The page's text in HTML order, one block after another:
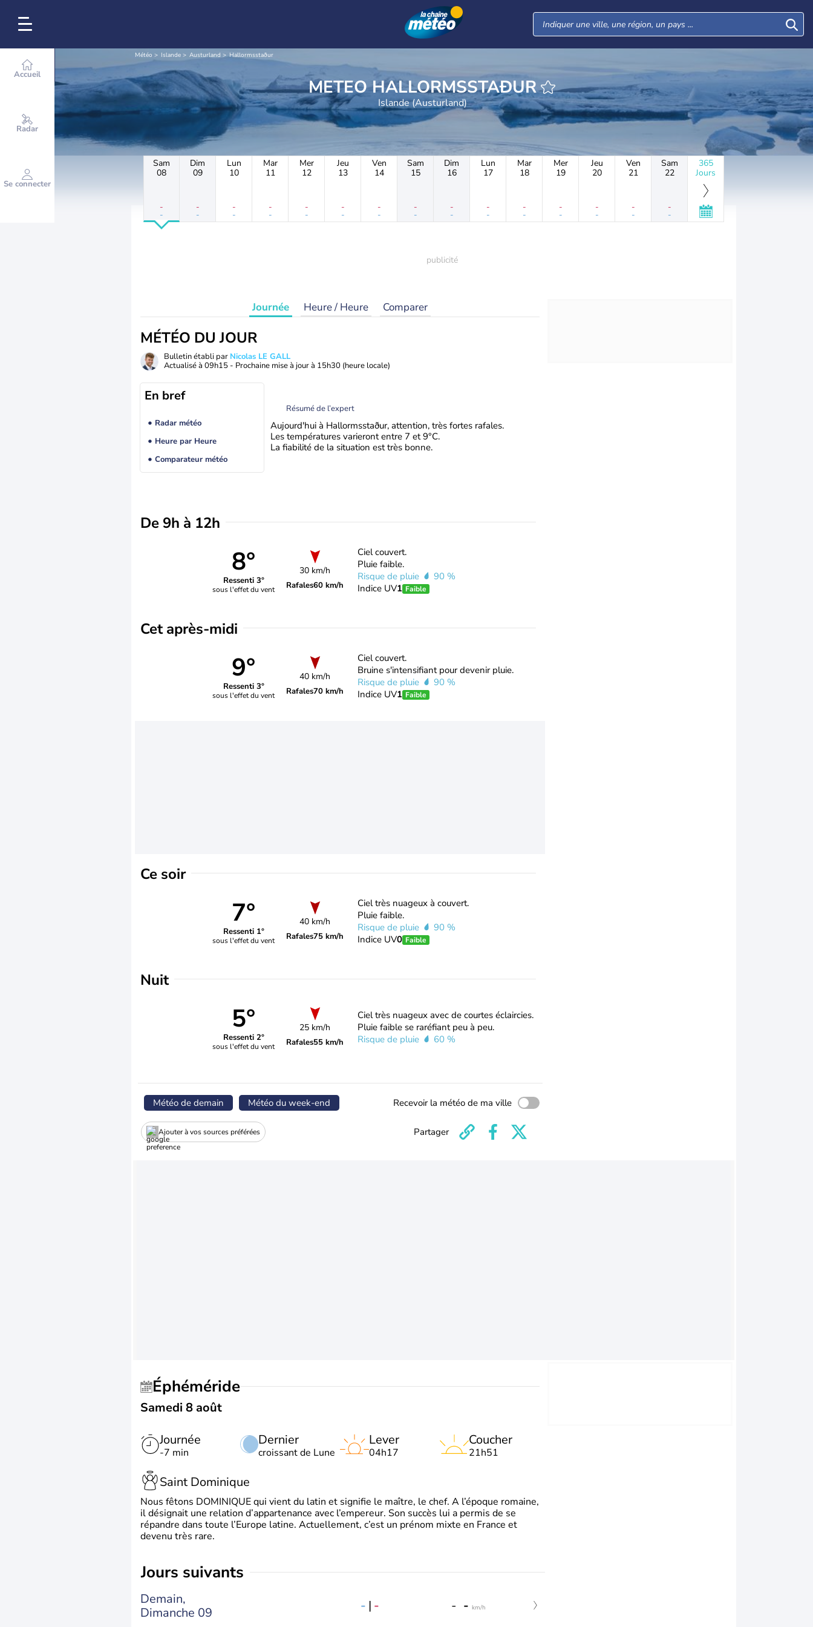
Accueil
Radar
Se connecter
Météo Islande Austurland Hallormsstaður
METEO HALLORMSSTAÐUR
Islande (Austurland)
Sam
08
-
-
Dim
09
-
-
Lun
10
-
-
Mar
11
-
-
Mer
12
-
-
Jeu
13
-
-
Ven
14
-
-
Sam
15
-
-
Dim
16
-
-
Lun
17
-
-
Mar
18
-
-
Mer
19
-
-
Jeu
20
-
-
Ven
21
-
-
Sam
22
-
-
365
Jours
Journée Heure / Heure Comparer
MÉTÉO DU JOUR
Bulletin établi par Nicolas LE GALL
Actualisé à 09h15 - Prochaine mise à jour à 15h30 (heure locale)
En bref
Radar météo
Heure par Heure
Comparateur météo
Résumé de l’expert
Aujourd'hui à Hallormsstaður, attention, très fortes rafales.
Les températures varieront entre 7 et 9°C.
La fiabilité de la situation est très bonne.
De 9h à 12h
8°
Ressenti 3°
sous l'effet du vent
30 km/h
Rafales60 km/h
Ciel couvert.
Pluie faible.
Risque de pluie
90 %
Indice UV1 Faible
Cet après-midi
9°
Ressenti 3°
sous l'effet du vent
40 km/h
Rafales70 km/h
Ciel couvert.
Bruine s'intensifiant pour devenir pluie.
Risque de pluie
90 %
Indice UV1 Faible
Ce soir
7°
Ressenti 1°
sous l'effet du vent
40 km/h
Rafales75 km/h
Ciel très nuageux à couvert.
Pluie faible.
Risque de pluie
90 %
Indice UV0 Faible
Nuit
5°
Ressenti 2°
sous l'effet du vent
25 km/h
Rafales55 km/h
Ciel très nuageux avec de courtes éclaircies.
Pluie faible se raréfiant peu à peu.
Risque de pluie
60 %
Météo de demain Météo du week-end Recevoir la météo de ma ville
Ajouter à vos sources préférées Partager
Éphéméride
Samedi 8 août
Journée
-7 min
Dernier
croissant de Lune
Lever
04h17
Coucher
21h51
Saint Dominique
Nous fêtons DOMINIQUE qui vient du latin et signifie le maître, le chef. A l’époque romaine,
il désignait une relation d’appartenance avec l’empereur. Son succès lui a permis de se
répandre dans toute l’Europe latine. Actuellement, c’est un prénom mixte en France et
devenu très rare.
jours suivants
Demain,
Dimanche 09
- | - - - km/h